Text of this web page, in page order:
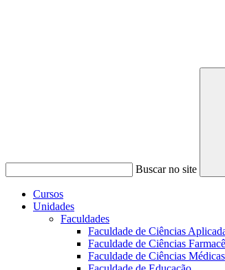
Buscar no site
Cursos
Unidades
Faculdades
Faculdade de Ciências
Faculdade de Ciências
Faculdade de Ciências Médicas